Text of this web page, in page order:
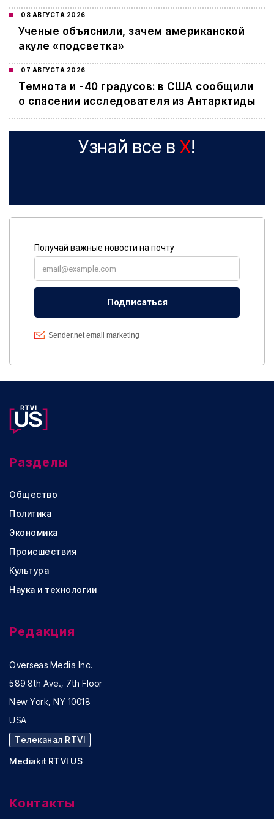
08 АВГУСТА 2026
Ученые объяснили, зачем американской
акуле «подсветка»
07 АВГУСТА 2026
Темнота и -40 градусов: в США сообщили
о спасении исследователя из Антарктиды
Узнай все в X!
Разделы
Общество
Политика
Экономика
Происшествия
Культура
Наука и технологии
Редакция
Overseas Media Inc.
589 8th Ave., 7th Floor
New York, NY 10018
USA
Телеканал RTVI
Mediakit RTVI US
Контакты